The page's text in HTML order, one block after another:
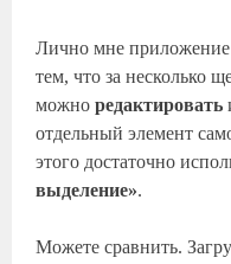
Лично мне
тем, что за несколько
можноредактировать
отдельный элемент
этого достаточно
выделение».
Можете сравнить.